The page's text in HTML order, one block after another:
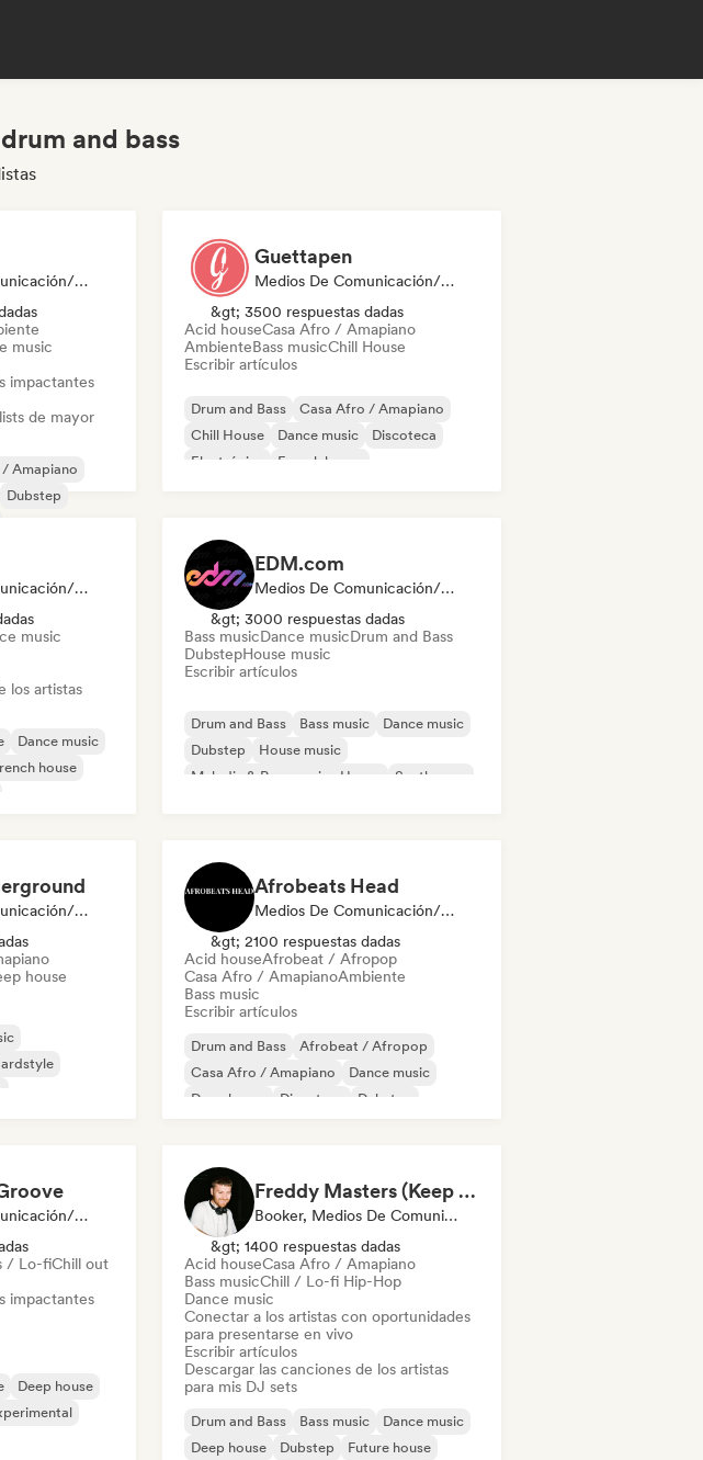
and bass
Medios De Comunicación/Periodista, Playlist Curator
music
impactantes
de mayor
Amapiano
Dubstep
Guettapen
Medios De Comunicación/Periodista
&gt; 3500 respuestas dadas
Acid houseCasa Afro / Amapiano
AmbienteBass musicChill House
Escribir artículos
Drum and Bass
Casa Afro / Amapiano
Chill House
Dance music
Discoteca
Electrónica
French house
Medios De Comunicación/Periodista, Selected DJ
music
los artistas
Dance music
house
EDM.com
Medios De Comunicación/Periodista
&gt; 3000 respuestas dadas
Bass musicDance musicDrum and Bass
DubstepHouse music
Escribir artículos
Drum and Bass Bass music
Dance music
Dubstep
House music
Melodic & Progressive House
Synthwave
Medios De Comunicación/Periodista
house
Afrobeats Head
Medios De Comunicación/Periodista
&gt; 2100 respuestas dadas
Acid houseAfrobeat / Afropop
Casa Afro / AmapianoAmbiente
Bass music
Escribir artículos
Drum and Bass
Afrobeat / Afropop
Casa Afro / Amapiano
Dance music
Deep house
Discoteca
Dubstep
Medios De Comunicación/Periodista
/ Lo-fiChill out
impactantes
Deep house
Freddy Masters (Keep Hush)
Booker, Medios De Comunicación/Periodista, Selected DJ
&gt; 1400 respuestas dadas
Acid houseCasa Afro / Amapiano
Bass musicChill / Lo-fi Hip-Hop
Dance music
Conectar a los artistas con oportunidades
para presentarse en vivo
Escribir artículos
Descargar las canciones de los artistas
para mis DJ sets
Drum and Bass Bass music
Dance music
Deep house
Dubstep
Future house